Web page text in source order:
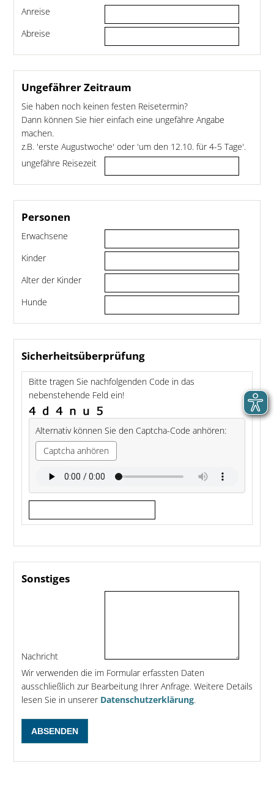
Anreise
Abreise
Ungefährer Zeitraum
Sie haben noch keinen festen Reisetermin?
Dann können Sie hier einfach eine ungefähre Angabe
machen.
z.B. 'erste Augustwoche' oder 'um den 12.10. für 4-5 Tage'.
ungefähre Reisezeit
Personen
Erwachsene
Kinder
Alter der Kinder
Hunde
Sicherheitsüberprüfung
Bitte tragen Sie nachfolgenden Code in das
nebenstehende Feld ein!
Alternativ können Sie den Captcha-Code anhören:
Captcha anhören
Sonstiges
Nachricht
Wir verwenden die im Formular erfassten Daten
ausschließlich zur Bearbeitung Ihrer Anfrage. Weitere Details
lesen Sie in unserer Datenschutzerklärung.